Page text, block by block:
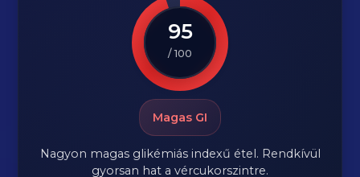
95
/ 100
Magas GI
Nagyon magas glikémiás indexű étel. Rendkívül
gyorsan hat a vércukorszintre.